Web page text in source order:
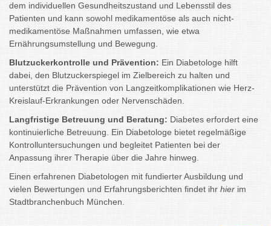
dem individuellen Gesundheitszustand und Lebensstil des
Patienten und kann sowohl medikamentöse als auch nicht-
medikamentöse Maßnahmen umfassen, wie etwa
Ernährungsumstellung und Bewegung.
Blutzuckerkontrolle und Prävention: Ein Diabetologe hilft
dabei, den Blutzuckerspiegel im Zielbereich zu halten und
unterstützt die Prävention von Langzeitkomplikationen wie Herz-
Kreislauf-Erkrankungen oder Nervenschäden.
Langfristige Betreuung und Beratung: Diabetes erfordert eine
kontinuierliche Betreuung. Ein Diabetologe bietet regelmäßige
Kontrolluntersuchungen und begleitet Patienten bei der
Anpassung ihrer Therapie über die Jahre hinweg.
Einen erfahrenen Diabetologen mit fundierter Ausbildung und
vielen Bewertungen und Erfahrungsberichten findet ihr hier im
Stadtbranchenbuch München.